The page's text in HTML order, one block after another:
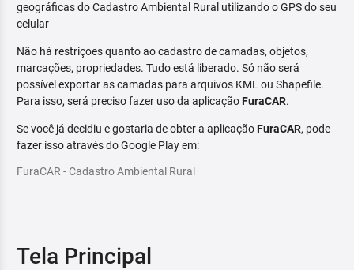
geográficas do Cadastro Ambiental Rural utilizando o GPS do seu
celular
Não há restriçoes quanto ao cadastro de camadas, objetos,
marcações, propriedades. Tudo está liberado. Só não será
possível exportar as camadas para arquivos KML ou Shapefile.
Para isso, será preciso fazer uso da aplicaçãoFuraCAR.
Se você já decidiu e gostaria de obter a aplicaçãoFuraCAR, pode
fazer isso através do Google Play em:
FuraCAR - Cadastro Ambiental Rural
Tela Principal